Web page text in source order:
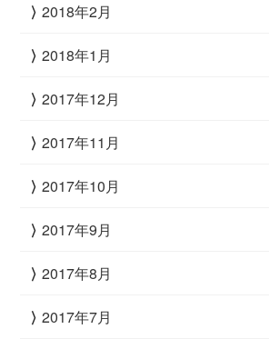
2018年2月
2018年1月
2017年12月
2017年11月
2017年10月
2017年9月
2017年8月
2017年7月